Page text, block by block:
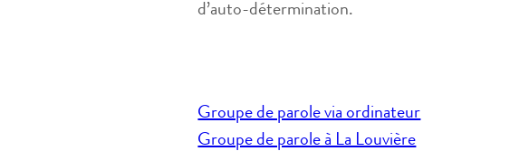
d’auto-détermination.
Navigation
de
Groupe de parole via ordinateur
Groupe de parole à La Louvière